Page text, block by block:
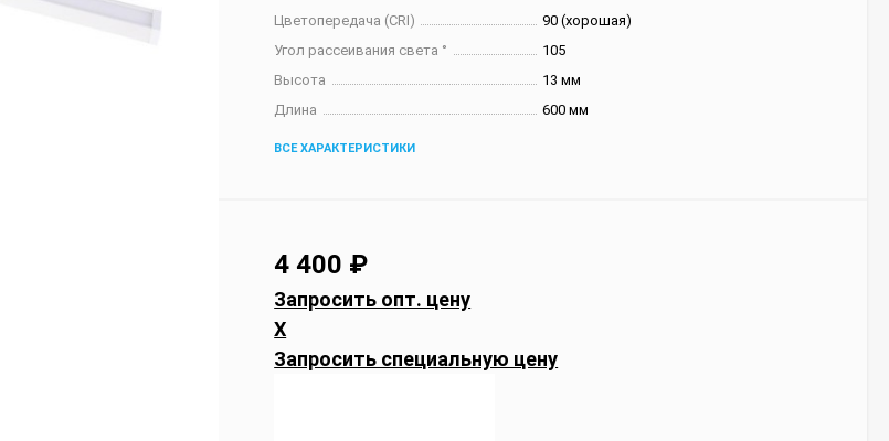
Цветопередача (CRI)
90 (хорошая)
Угол рассеивания света °
105
Высота
13 мм
Длина
600 мм
ВСЕ ХАРАКТЕРИСТИКИ
4 400 ₽
Запросить опт. цену
X
Запросить специальную цену